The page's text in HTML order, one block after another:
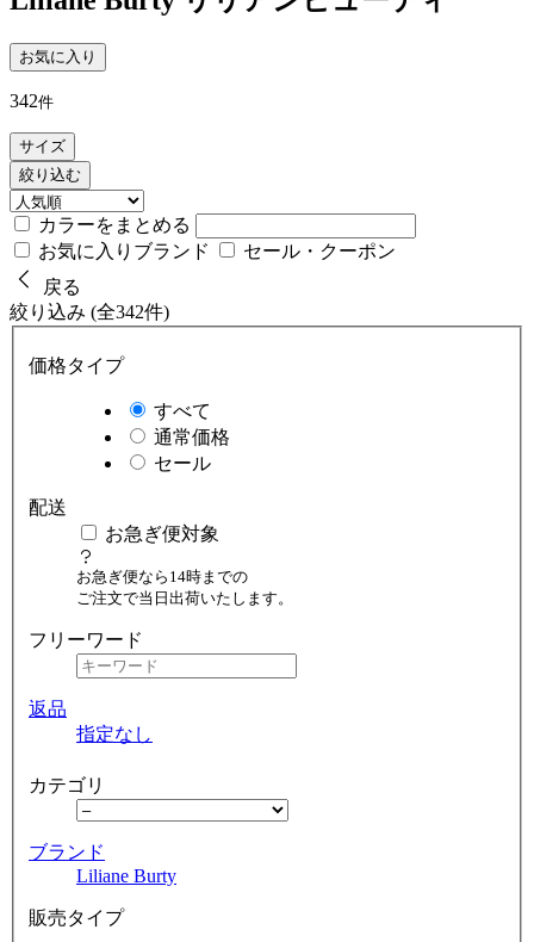
お気に入り
342件
サイズ
絞り込む
カラーをまとめる
お気に入りブランド
セール・クーポン
戻る
絞り込み (全342件)
価格タイプ
すべて
通常価格
セール
配送
お急ぎ便対象
お急ぎ便なら14時までの
ご注文で当日出荷いたします。
フリーワード
返品
指定なし
カテゴリ
ブランド
Liliane Burty
販売タイプ